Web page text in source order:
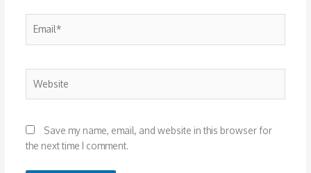
Save my name, email, and website in this browser for
the next time I comment.